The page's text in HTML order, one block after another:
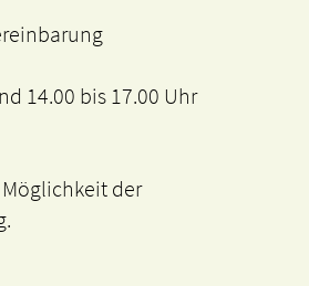
14.00 bis 17.00 Uhr
der